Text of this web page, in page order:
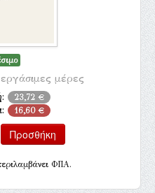
μέρες
23,72 €
16,60 €
ΦΠΑ.